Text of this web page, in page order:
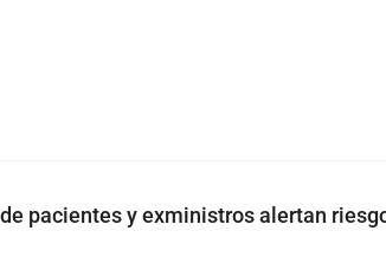
pacientes y exministros alertan